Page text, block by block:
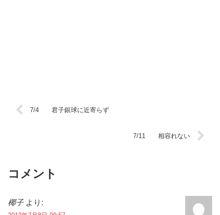
7/4 君子銀球に近寄らず
7/11 相容れない
コメント
椰子 より: